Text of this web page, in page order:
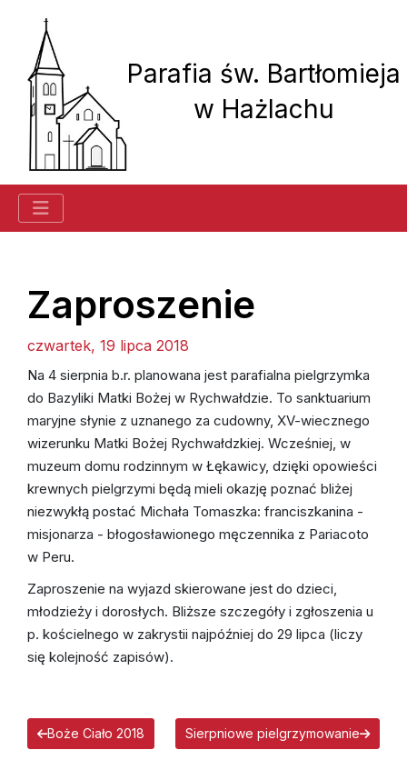
Parafia św. Bartłomieja
w Hażlachu
Ogłoszenia
Kancelaria
Ruchy katolickie w parafii
Zaproszenie
czwartek, 19 lipca 2018
Na 4 sierpnia b.r. planowana jest parafialna pielgrzymka
do Bazyliki Matki Bożej w Rychwałdzie. To sanktuarium
maryjne słynie z uznanego za cudowny, XV-wiecznego
wizerunku Matki Bożej Rychwałdzkiej. Wcześniej, w
muzeum domu rodzinnym w Łękawicy, dzięki opowieści
krewnych pielgrzymi będą mieli okazję poznać bliżej
niezwykłą postać Michała Tomaszka: franciszkanina -
misjonarza - błogosławionego męczennika z Pariacoto
w Peru.
Zaproszenie na wyjazd skierowane jest do dzieci,
młodzieży i dorosłych. Bliższe szczegóły i zgłoszenia u
p. kościelnego w zakrystii najpóźniej do 29 lipca (liczy
się kolejność zapisów).
Boże Ciało 2018 Sierpniowe pielgrzymowanie